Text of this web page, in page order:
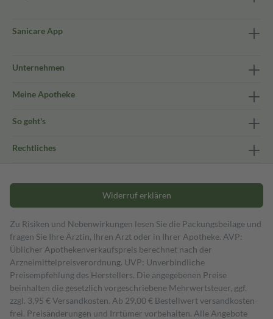
Sanicare App
Unternehmen
Meine Apotheke
So geht's
Rechtliches
Widerruf erklären
Zu Risiken und Nebenwirkungen lesen Sie die Packungsbeilage und
fragen Sie Ihre Ärztin, Ihren Arzt oder in Ihrer Apotheke. AVP:
Üblicher Apothekenverkaufspreis berechnet nach der
Arzneimittelpreisverordnung. UVP: Unverbindliche
Preisempfehlung des Herstellers. Die angegebenen Preise
beinhalten die gesetzlich vorgeschriebene Mehrwertsteuer, ggf.
zzgl. 3,95 € Versandkosten. Ab 29,00 € Bestell­wert versand­kosten­
frei. Preisänderungen und Irrtümer vorbehalten. Alle Angebote